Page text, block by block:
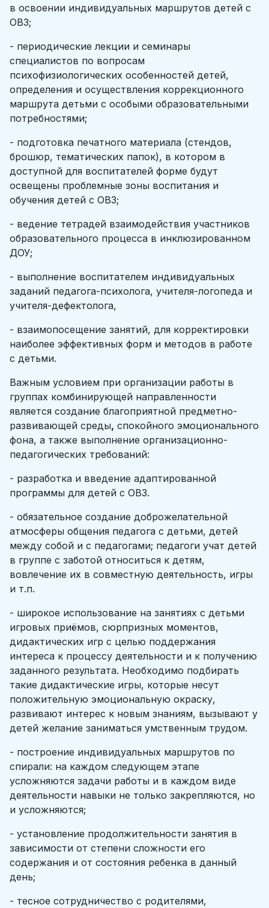
в освоении индивидуальных маршрутов детей с
ОВЗ;
- периодические лекции и семинары
специалистов по вопросам
психофизиологических особенностей детей,
определения и осуществления коррекционного
маршрута детьми с особыми образовательными
потребностями;
- подготовка печатного материала (стендов,
брошюр, тематических папок), в котором в
доступной для воспитателей форме будут
освещены проблемные зоны воспитания и
обучения детей с ОВЗ;
- ведение тетрадей взаимодействия участников
образовательного процесса в инклюзированном
ДОУ;
- выполнение воспитателем индивидуальных
заданий педагога-психолога, учителя-логопеда и
учителя-дефектолога,
- взаимопосещение занятий, для корректировки
наиболее эффективных форм и методов в работе
с детьми.
Важным условием при организации работы в
группах комбинирующей направленности
является создание благоприятной предметно-
развивающей среды, спокойного эмоционального
фона, а также выполнение организационно-
педагогических требований:
- разработка и введение адаптированной
программы для детей с ОВЗ.
- обязательное создание доброжелательной
атмосферы общения педагога с детьми, детей
между собой и с педагогами; педагоги учат детей
в группе с заботой относиться к детям,
вовлечение их в совместную деятельность, игры
и т.п.
- широкое использование на занятиях с детьми
игровых приёмов, сюрпризных моментов,
дидактических игр с целью поддержания
интереса к процессу деятельности и к получению
заданного результата. Необходимо подбирать
такие дидактические игры, которые несут
положительную эмоциональную окраску,
развивают интерес к новым знаниям, вызывают у
детей желание заниматься умственным трудом.
- построение индивидуальных маршрутов по
спирали: на каждом следующем этапе
усложняются задачи работы и в каждом виде
деятельности навыки не только закрепляются, но
и усложняются;
- установление продолжительности занятия в
зависимости от степени сложности его
содержания и от состояния ребенка в данный
день;
- тесное сотрудничество с родителями,